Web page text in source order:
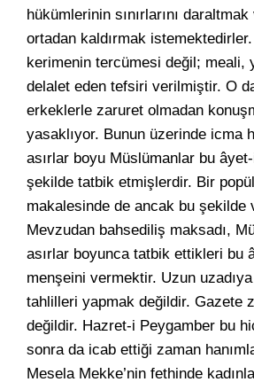
hükümlerinin sınırlarını
ortadan kaldırmak
kerimenin tercümesi değil; meali,
delalet eden tefsiri verilmiştir. O
erkeklerle zaruret olmadan
yasaklıyor. Bunun üzerinde icma
asırlar boyu Müslümanlar bu
şekilde tatbik etmişlerdir. Bir
makalesinde de ancak bu şekilde
Mevzudan bahsediliş maksadı,
asırlar boyunca tatbik ettikleri bu
menşeini vermektir. Uzun
tahlilleri yapmak değildir. Gazete
değildir. Hazret-i Peygamber bu
sonra da icab ettiği zaman
Mesela Mekke’nin fethinde